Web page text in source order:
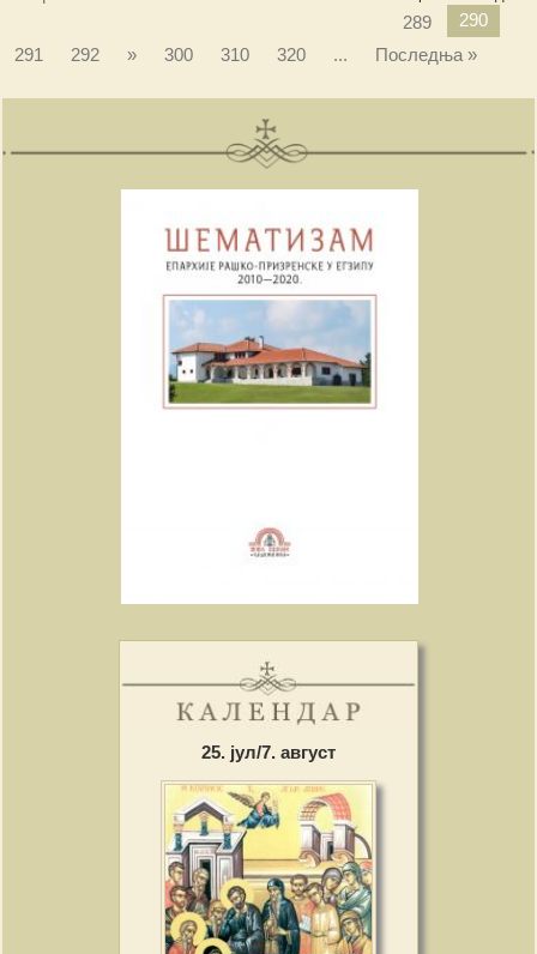
289
290
291
292 » 300 310 320 ... Последња »
25. јул/7. август